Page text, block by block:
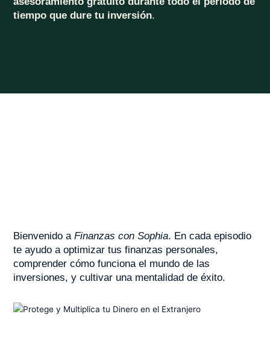
tiempo que dure tu inversión.
Bienvenido a Finanzas con Sophia. En cada episodio
te ayudo a optimizar tus finanzas personales,
comprender cómo funciona el mundo de las
inversiones, y cultivar una mentalidad de éxito.
PÁGINA
PÁGINA
PÁGINAPÁGINA